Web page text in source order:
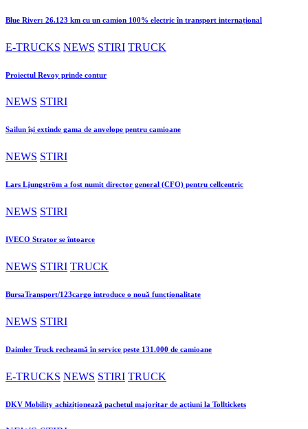
Blue River: 26.123 km cu un camion 100% electric în transport internațional
E-TRUCKS NEWS STIRI TRUCK
Proiectul Revoy prinde contur
NEWS STIRI
Sailun își extinde gama de anvelope pentru camioane
NEWS STIRI
Lars Ljungström a fost numit director general (CFO) pentru cellcentric
NEWS STIRI
IVECO Strator se întoarce
NEWS STIRI TRUCK
BursaTransport/123cargo introduce o nouă funcționalitate
NEWS STIRI
Daimler Truck recheamă în service peste 131.000 de camioane
E-TRUCKS NEWS STIRI TRUCK
DKV Mobility achiziționează pachetul majoritar de acțiuni la Tolltickets